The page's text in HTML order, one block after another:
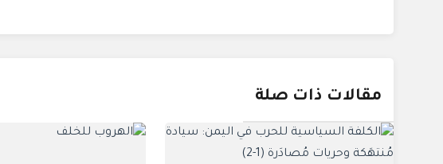
مقالات ذات صلة